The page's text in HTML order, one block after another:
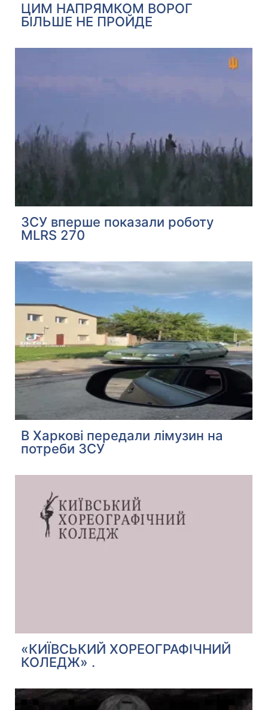
ЦИМ НАПРЯМКОМ ВОРОГ
БІЛЬШЕ НЕ ПРОЙДЕ
ЗСУ вперше показали роботу
MLRS 270
В Харкові передали лімузин на
потреби ЗСУ
«КИЇВСЬКИЙ ХОРЕОГРАФІЧНИЙ
КОЛЕДЖ» .